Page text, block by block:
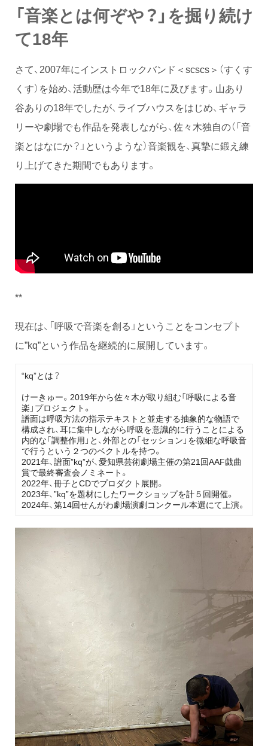
「音楽とは何ぞや？」を掘り続け
て18年
さて、2007年にインストロックバンド＜scscs＞（すくす
くす）を始め、活動歴は今年で18年に及びます。山あり
谷ありの18年でしたが、ライブハウスをはじめ、ギャラ
リーや劇場でも作品を発表しながら、佐々木独自の（「音
楽とはなにか？」というような）音楽観を、真摯に鍛え練
り上げてきた期間でもあります。
**
現在は、「呼吸で音楽を創る」ということをコンセプト
に”kq”という作品を継続的に展開しています。
“kq”とは？
けーきゅー。2019年から佐々木が取り組む「呼吸による音
楽」プロジェクト。
譜面は呼吸方法の指示テキストと並走する抽象的な物語で
構成され、耳に集中しながら呼吸を意識的に行うことによる
内的な「調整作用」と、外部との「セッション」を微細な呼吸音
で行うという２つのベクトルを持つ。
2021年、譜面”kq”が、愛知県芸術劇場主催の第21回AAF戯曲
賞で最終審査会ノミネート。
2022年、冊子とCDでプロダクト展開。
2023年、”kq”を題材にしたワークショップを計５回開催。
2024年、第14回せんがわ劇場演劇コンクール本選にて上演。